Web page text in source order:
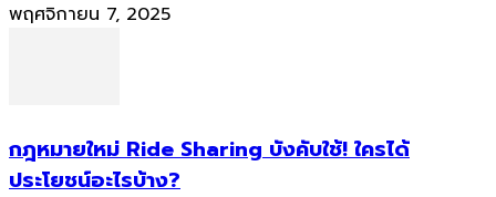
พฤศจิกายน 7, 2025
กฎหมายใหม่ Ride Sharing บังคับใช้! ใครได้
ประโยชน์อะไรบ้าง?